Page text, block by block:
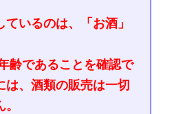
ているのは、「お酒」
齢であることを確認で
は、酒類の販売は一切